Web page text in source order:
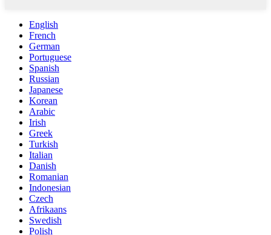
English
French
German
Portuguese
Spanish
Russian
Japanese
Korean
Arabic
Irish
Greek
Turkish
Italian
Danish
Romanian
Indonesian
Czech
Afrikaans
Swedish
Polish